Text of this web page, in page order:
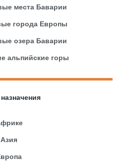
места Баварии
города Европы
озера Баварии
альпийские горы
Азия